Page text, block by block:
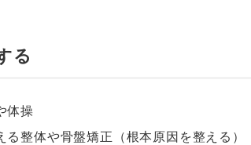
る
体操
整体や骨盤矯正（根本原因を整える）